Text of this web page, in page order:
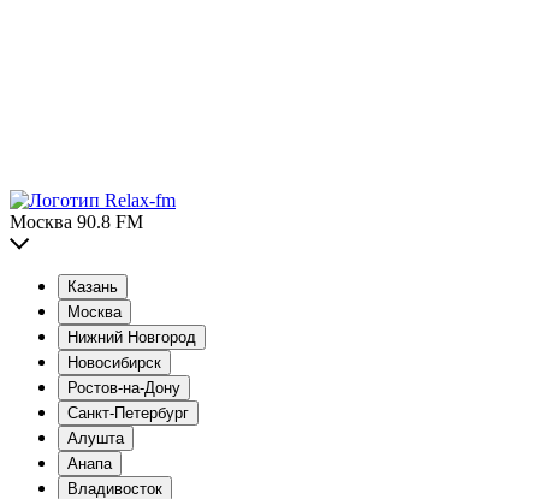
Москва 90.8 FM
Казань
Москва
Нижний Новгород
Новосибирск
Ростов-на-Дону
Санкт-Петербург
Алушта
Анапа
Владивосток